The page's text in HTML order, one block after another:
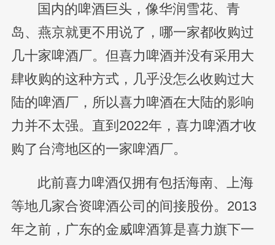
国内的啤酒巨头，像华润雪花、青
岛、燕京就更不用说了，哪一家都收购过
几十家啤酒厂。但喜力啤酒并没有采用大
肆收购的这种方式，几乎没怎么收购过大
陆的啤酒厂，所以喜力啤酒在大陆的影响
力并不太强。直到2022年，喜力啤酒才收
购了台湾地区的一家啤酒厂。
此前喜力啤酒仅拥有包括海南、上海
等地几家合资啤酒公司的间接股份。2013
年之前，广东的金威啤酒算是喜力旗下一